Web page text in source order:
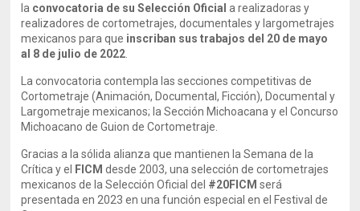
la convocatoria de su Selección Oficial a realizadoras y
realizadores de cortometrajes, documentales y largometrajes
mexicanos para que inscriban sus trabajos del 20 de mayo
al 8 de julio de 2022
La convocatoria contempla las secciones competitivas de
Cortometraje (Animación, Documental, Ficción), Documental y
Largometraje mexicanos; la Sección Michoacana y el Concurso
Michoacano de Guion de Cortometraje.
Gracias a la sólida alianza que mantienen la Semana de la
Crítica y el
FICM desde 2003, una selección de cortometrajes
mexicanos de la Selección Oficial del #20FICMserá
presentada en 2023 en una función especial en el Festival de